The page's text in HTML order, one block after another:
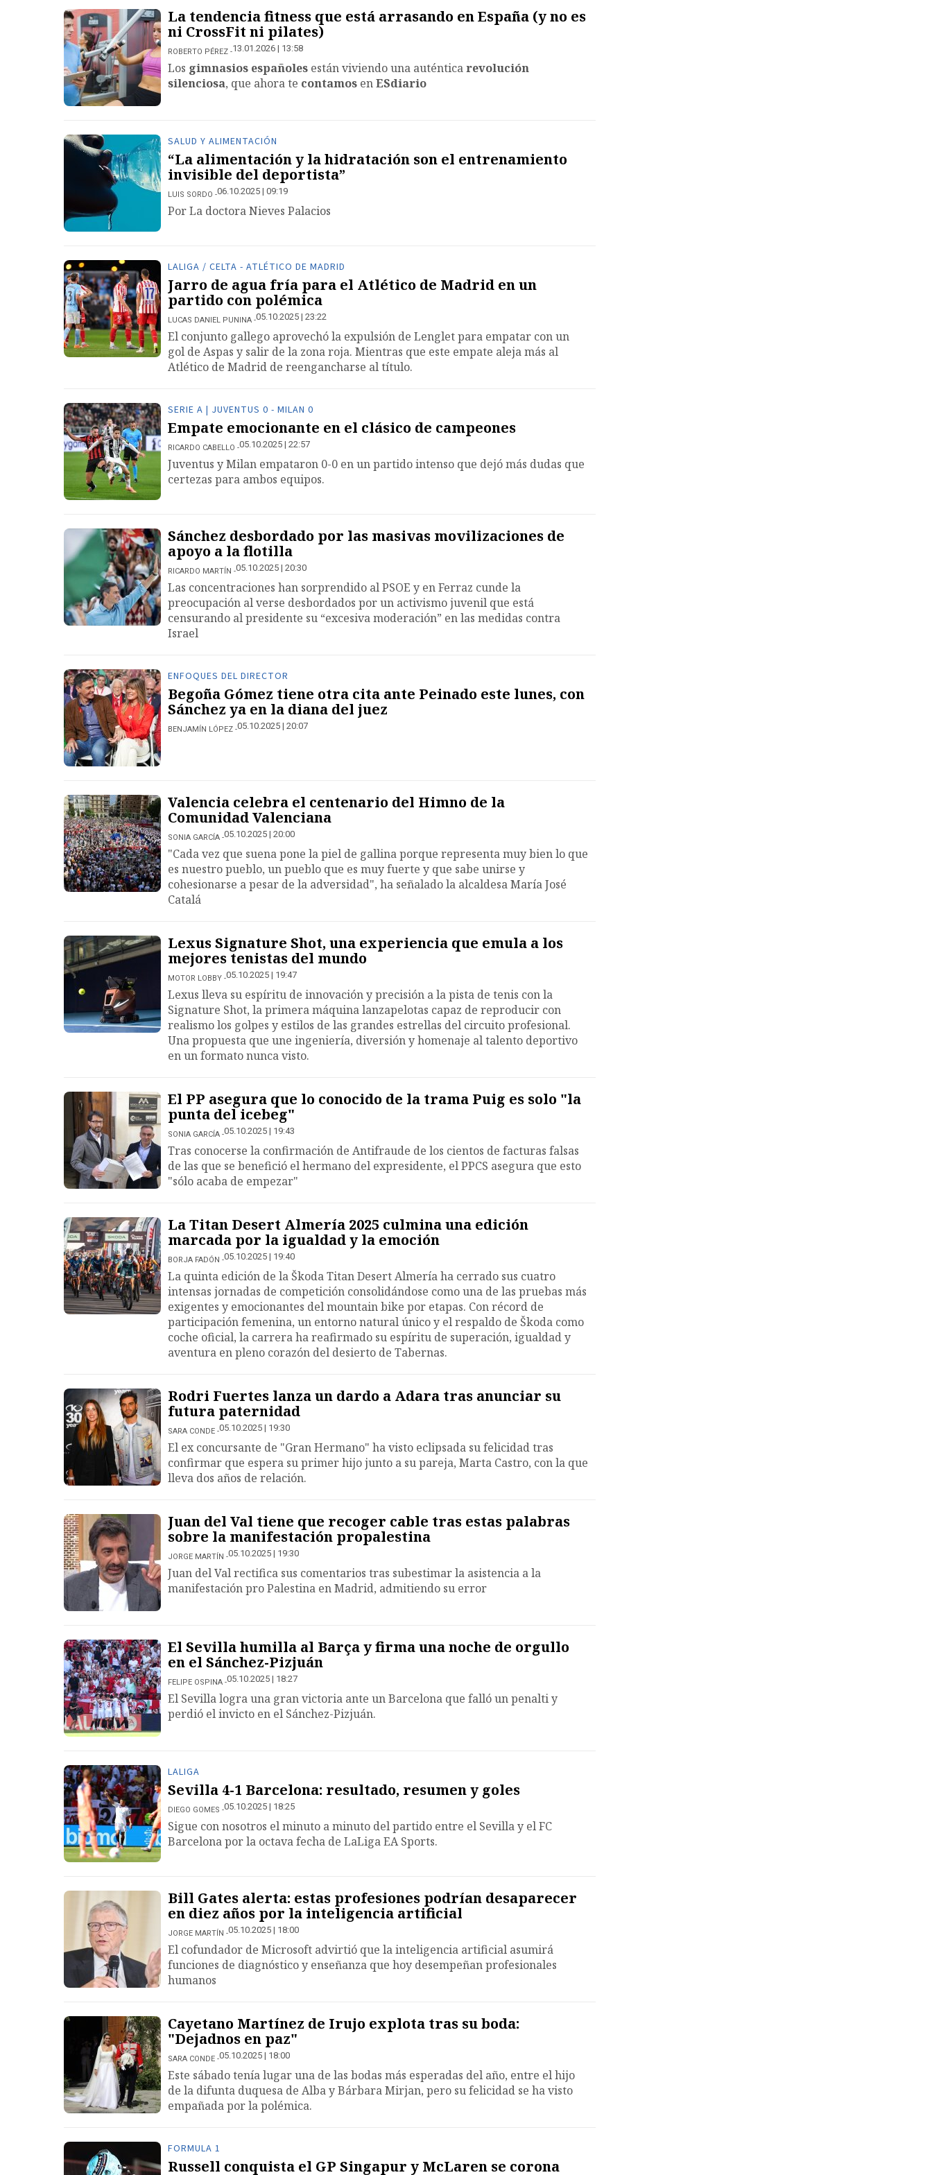
La tendencia fitness que está arrasando en España (y no es
ni CrossFit ni pilates)
ROBERTO PÉREZ 13.01.2026 | 13:58
Los gimnasios españoles están viviendo una auténticarevolución
silenciosa, que ahora te contamos enESdiario
SALUD Y ALIMENTACIÓN
“La alimentación y la hidratación son el entrenamiento
invisible del deportista”
LUIS SORDO 06.10.2025 | 09:19
Por La doctora Nieves Palacios
LALIGA / CELTA - ATLÉTICO DE MADRID
Jarro de agua fría para el Atlético de Madrid en un
partido con polémica
LUCAS DANIEL PUNINA 05.10.2025 | 23:22
El conjunto gallego aprovechó la expulsión de Lenglet para empatar con un
gol de Aspas y salir de la zona roja. Mientras que este empate aleja más al
Atlético de Madrid de reengancharse al título.
SERIE A | JUVENTUS 0 - MILAN 0
Empate emocionante en el clásico de campeones
RICARDO CABELLO 05.10.2025 | 22:57
Juventus y Milan empataron 0-0 en un partido intenso que dejó más dudas que
certezas para ambos equipos.
Sánchez desbordado por las masivas movilizaciones de
apoyo a la flotilla
RICARDO MARTÍN 05.10.2025 | 20:30
Las concentraciones han sorprendido al PSOE y en Ferraz cunde la
preocupación al verse desbordados por un activismo juvenil que está
censurando al presidente su “excesiva moderación” en las medidas contra
Israel
ENFOQUES DEL DIRECTOR
Begoña Gómez tiene otra cita ante Peinado este lunes, con
Sánchez ya en la diana del juez
BENJAMÍN LÓPEZ 05.10.2025 | 20:07
Valencia celebra el centenario del Himno de la
Comunidad Valenciana
SONIA GARCÍA 05.10.2025 | 20:00
"Cada vez que suena pone la piel de gallina porque representa muy bien lo que
es nuestro pueblo, un pueblo que es muy fuerte y que sabe unirse y
cohesionarse a pesar de la adversidad", ha señalado la alcaldesa María José
Catalá
Lexus Signature Shot, una experiencia que emula a los
mejores tenistas del mundo
MOTOR LOBBY 05.10.2025 | 19:47
Lexus lleva su espíritu de innovación y precisión a la pista de tenis con la
Signature Shot, la primera máquina lanzapelotas capaz de reproducir con
realismo los golpes y estilos de las grandes estrellas del circuito profesional.
Una propuesta que une ingeniería, diversión y homenaje al talento deportivo
en un formato nunca visto.
El PP asegura que lo conocido de la trama Puig es solo "la
punta del icebeg"
SONIA GARCÍA 05.10.2025 | 19:43
Tras conocerse la confirmación de Antifraude de los cientos de facturas falsas
de las que se benefició el hermano del expresidente, el PPCS asegura que esto
"sólo acaba de empezar"
La Titan Desert Almería 2025 culmina una edición
marcada por la igualdad y la emoción
BORJA FADÓN 05.10.2025 | 19:40
La quinta edición de la Škoda Titan Desert Almería ha cerrado sus cuatro
intensas jornadas de competición consolidándose como una de las pruebas más
exigentes y emocionantes del mountain bike por etapas. Con récord de
participación femenina, un entorno natural único y el respaldo de Škoda como
coche oficial, la carrera ha reafirmado su espíritu de superación, igualdad y
aventura en pleno corazón del desierto de Tabernas.
Rodri Fuertes lanza un dardo a Adara tras anunciar su
futura paternidad
SARA CONDE 05.10.2025 | 19:30
El ex concursante de "Gran Hermano" ha visto eclipsada su felicidad tras
confirmar que espera su primer hijo junto a su pareja, Marta Castro, con la que
lleva dos años de relación.
Juan del Val tiene que recoger cable tras estas palabras
sobre la manifestación propalestina
JORGE MARTÍN 05.10.2025 | 19:30
Juan del Val rectifica sus comentarios tras subestimar la asistencia a la
manifestación pro Palestina en Madrid, admitiendo su error
El Sevilla humilla al Barça y firma una noche de orgullo
en el Sánchez-Pizjuán
FELIPE OSPINA 05.10.2025 | 18:27
El Sevilla logra una gran victoria ante un Barcelona que falló un penalti y
perdió el invicto en el Sánchez-Pizjuán.
LALIGA
Sevilla 4-1 Barcelona: resultado, resumen y goles
DIEGO GOMES 05.10.2025 | 18:25
Sigue con nosotros el minuto a minuto del partido entre el Sevilla y el FC
Barcelona por la octava fecha de LaLiga EA Sports.
Bill Gates alerta: estas profesiones podrían desaparecer
en diez años por la inteligencia artificial
JORGE MARTÍN 05.10.2025 | 18:00
El cofundador de Microsoft advirtió que la inteligencia artificial asumirá
funciones de diagnóstico y enseñanza que hoy desempeñan profesionales
humanos
Cayetano Martínez de Irujo explota tras su boda:
"Dejadnos en paz"
SARA CONDE 05.10.2025 | 18:00
Este sábado tenía lugar una de las bodas más esperadas del año, entre el hijo
de la difunta duquesa de Alba y Bárbara Mirjan, pero su felicidad se ha visto
empañada por la polémica.
FORMULA 1
Russell conquista el GP Singapur y McLaren se corona